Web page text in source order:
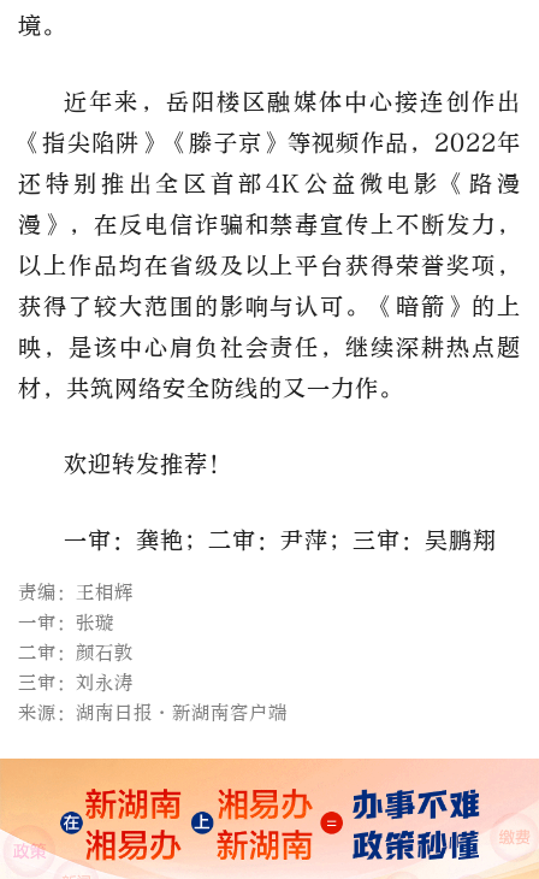
境。
近年来，岳阳楼区融媒体中心接连创作出
《指尖陷阱》《滕子京》等视频作品，2022年
还特别推出全区首部4K公益微电影《路漫
漫》，在反电信诈骗和禁毒宣传上不断发力，
以上作品均在省级及以上平台获得荣誉奖项，
获得了较大范围的影响与认可。《暗箭》的上
映，是该中心肩负社会责任，继续深耕热点题
材，共筑网络安全防线的又一力作。
欢迎转发推荐！
一审：龚艳；二审：尹萍；三审：吴鹏翔
责编：王相辉
一审：张璇
二审：颜石敦
三审：刘永涛
来源：湖南日报·新湖南客户端